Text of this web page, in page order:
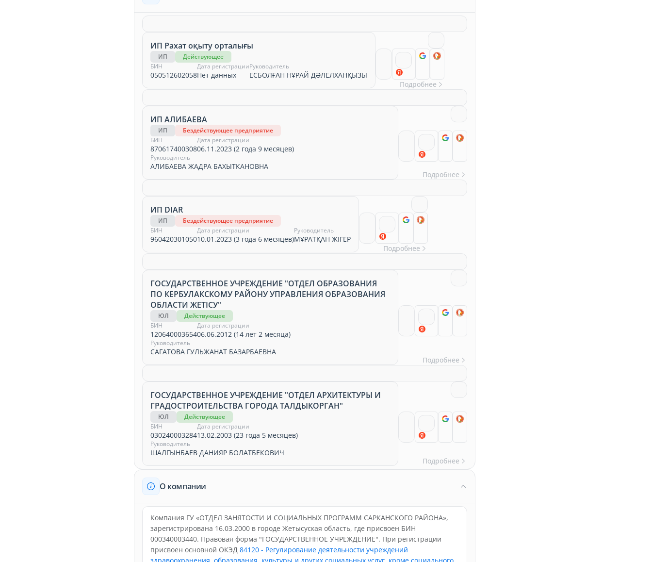
ИП Рахат оқыту орталығы
ИП
Действующее
БИН
050512602058
Дата регистрации
Нет данных
Руководитель
ЕСБОЛҒАН НҰРАЙ ДӘЛЕЛХАНҚЫЗЫ
Подробнее
ИП АЛИБАЕВА
ИП
Бездействующее предприятие
БИН
870617400308
Дата регистрации
06.11.2023 (2 года 9 месяцев)
Руководитель
АЛИБАЕВА ЖАДРА БАХЫТКАНОВНА
Подробнее
ИП DIAR
ИП
Бездействующее предприятие
БИН
960420301050
Дата регистрации
10.01.2023 (3 года 6 месяцев)
Руководитель
МҰРАТҚАН ЖІГЕР
Подробнее
ГОСУДАРСТВЕННОЕ УЧРЕЖДЕНИЕ "ОТДЕЛ ОБРАЗОВАНИЯ
ПО КЕРБУЛАКСКОМУ РАЙОНУ УПРАВЛЕНИЯ ОБРАЗОВАНИЯ
ОБЛАСТИ ЖЕТІСУ"
ЮЛ
Действующее
БИН
120640003654
Дата регистрации
06.06.2012 (14 лет 2 месяца)
Руководитель
САГАТОВА ГУЛЬЖАНАТ БАЗАРБАЕВНА
Подробнее
ГОСУДАРСТВЕННОЕ УЧРЕЖДЕНИЕ "ОТДЕЛ АРХИТЕКТУРЫ И
ГРАДОСТРОИТЕЛЬСТВА ГОРОДА ТАЛДЫКОРГАН"
ЮЛ
Действующее
БИН
030240003284
Дата регистрации
13.02.2003 (23 года 5 месяцев)
Руководитель
ШАЛГЫНБАЕВ ДАНИЯР БОЛАТБЕКОВИЧ
Подробнее
О компании
Компания ГУ «ОТДЕЛ ЗАНЯТОСТИ И СОЦИАЛЬНЫХ ПРОГРАММ САРКАНСКОГО РАЙОНА»,
зарегистрирована 16.03.2000 в городе Жетысуская область, где присвоен БИН
000340003440. Правовая форма "ГОСУДАРСТВЕННОЕ УЧРЕЖДЕНИЕ". При регистрации
присвоен основной ОКЭД 84120 - Регулирование деятельности учреждений
здравоохранения, образования, культуры и других социальных услуг, кроме социального